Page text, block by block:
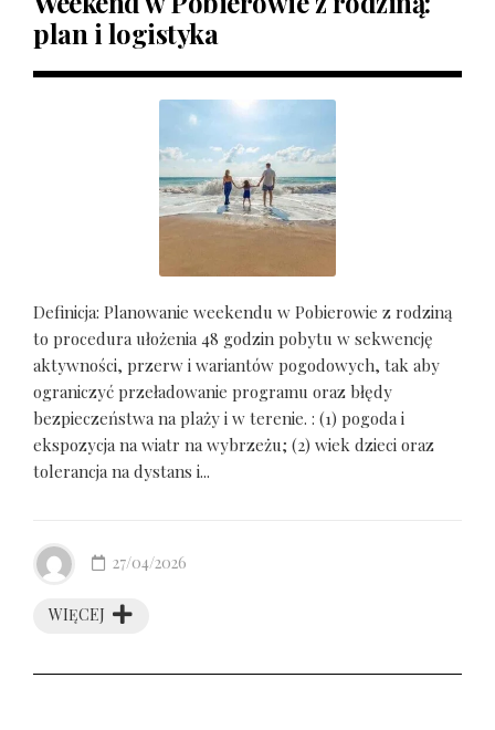
plan i logistyka
Definicja: Planowanie weekendu w Pobierowie z rodziną
to procedura ułożenia 48 godzin pobytu w sekwencję
aktywności, przerw i wariantów pogodowych, tak aby
ograniczyć przeładowanie programu oraz błędy
bezpieczeństwa na plaży i w terenie. : (1) pogoda i
ekspozycja na wiatr na wybrzeżu; (2) wiek dzieci oraz
tolerancja na dystans i...
WIĘCEJ
27/04/2026